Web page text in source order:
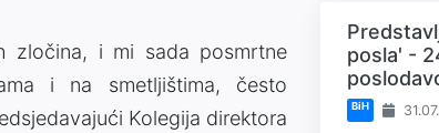
zločina, i mi sada posmrtne
i na smetljištima, često
Kolegija direktora
posla' -
BiH